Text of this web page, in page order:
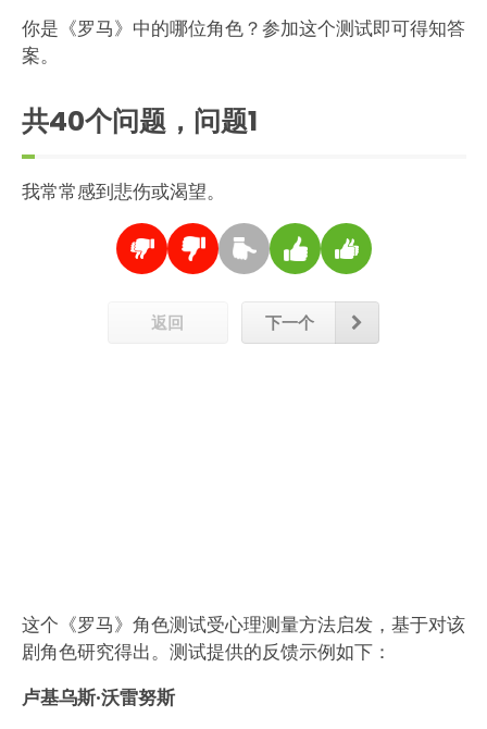
你是《罗马》中的哪位角色？参加这个测试即可得知答
案。
共40个问题，问题1
我常常感到悲伤或渴望。
返回 下一个
这个《罗马》角色测试受心理测量方法启发，基于对该
剧角色研究得出。测试提供的反馈示例如下：
卢基乌斯·沃雷努斯